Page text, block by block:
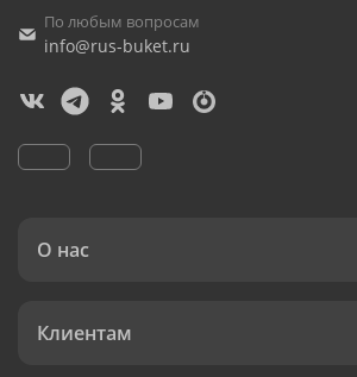
По любым вопросам
info@rus-buket.ru
О нас
Клиентам